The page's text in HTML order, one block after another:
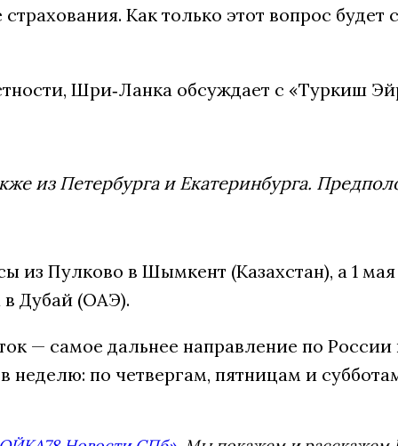
Как только этот вопрос будет
Шри‑Ланка обсуждает с «Туркиш
из Петербурга и Екатеринбурга.
из Пулково в Шымкент (Казахстан), а 1
в Дубай (ОАЭ).
— самое дальнее направление по
по четвергам, пятницам и